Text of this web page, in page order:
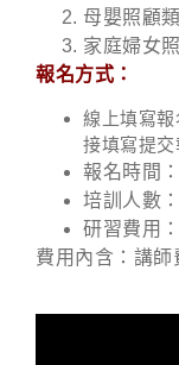
母嬰照顧
家庭婦女
報名方式：
線上填寫報
接填寫提交
報名時間
培訓人數
研習費用
費用內含：講師